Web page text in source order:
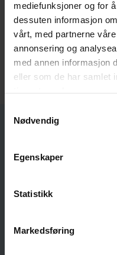
mediefunksjoner og for
dessuten informasjon
vårt, med partnerne
annonsering og
med annen informasjon
eller som de har samlet
tjenestene deres.
Nødvendig
Egenskaper
Statistikk
Markedsføring
samlinger og
erfaring. Målet er
nettverk rundt
fokusere på å bli
curlingspillere og